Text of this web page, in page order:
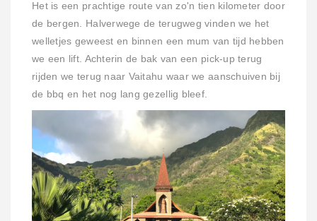
Het is een prachtige route van zo'n tien kilometer door
de bergen. Halverwege de terugweg vinden we het
welletjes geweest en binnen een mum van tijd hebben
we een lift. Achterin de bak van een pick-up terug
rijden we terug naar Vaitahu waar we aanschuiven bij
de bbq en het nog lang gezellig bleef.